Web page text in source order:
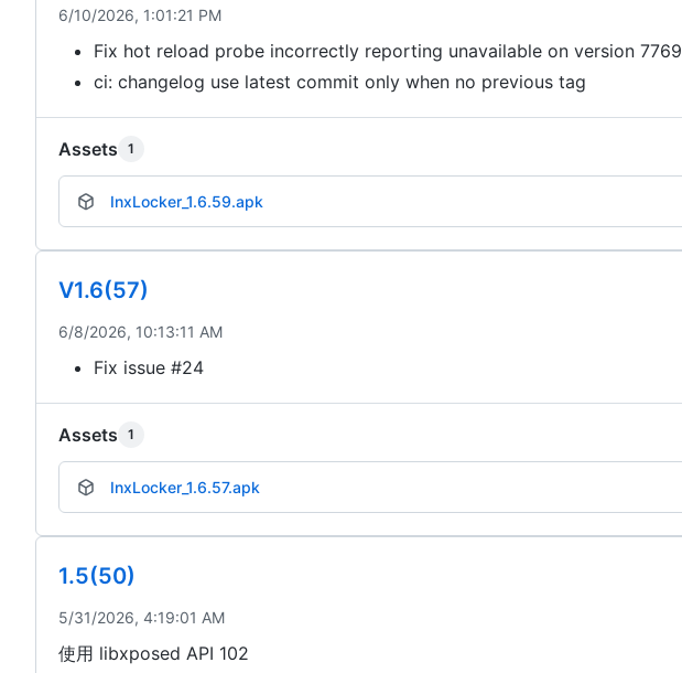
6/10/2026, 1:01:21 PM
Fix hot reload probe incorrectly reporting unavailable on version 7769
ci: changelog use latest commit only when no previous tag
Assets 1
InxLocker_1.6.59.apk
V1.6(57)
6/8/2026, 10:13:11 AM
Fix issue #24
Assets 1
InxLocker_1.6.57.apk
1.5(50)
5/31/2026, 4:19:01 AM
使用 libxposed API 102